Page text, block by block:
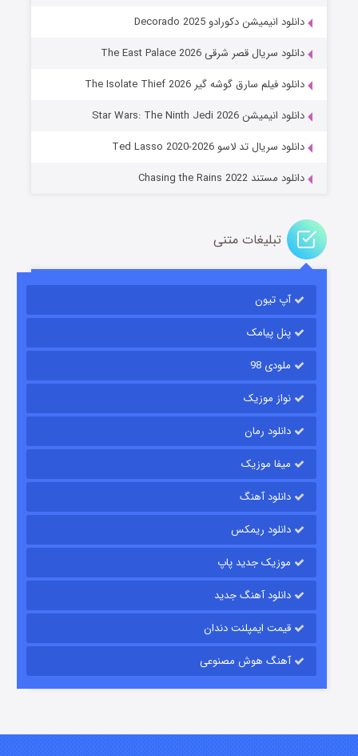
جادوگری در مغولستان
قسمت ۱۴ (زیرنویس) منتشر شد
قسمت
قسمت۲ (دوبله) منتشر شد
دانلود انیمیشن دکورادو Decorado 2025
دانلود سریال قصر شرقی The East Palace 2026
دانلود فیلم سارق گوشه گیر The Isolate Thief 2026
دانلود انیمیشن Star Wars: The Ninth Jedi 2026
دانلود سریال تد لاسو Ted Lasso 2020-2026
دانلود مستند Chasing the Rains 2022
تبلیغات متنی
آپ تیون
پنل پیامک
ملودی 98
نواز موزیک
دانلود رمان
میفا موزیک
دانلود آهنگ
دانلود ریمکس
موزیک جدید پاپ
دانلود آهنگ جدید
قیمت ایمپلنت دندان
آهنگ هوش مصنوعی